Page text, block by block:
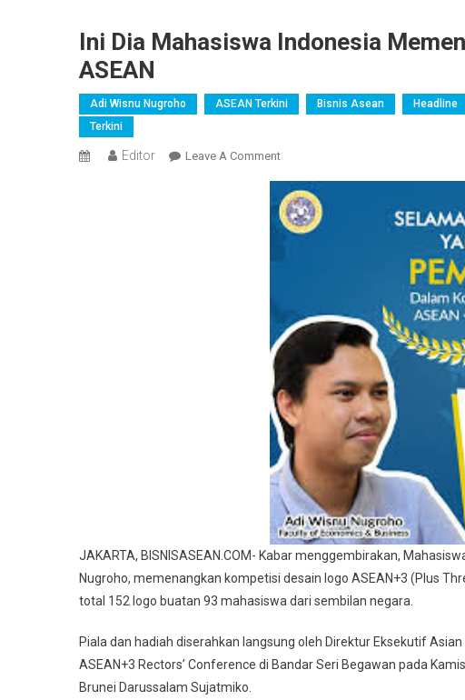
Ini Dia Mahasiswa Indonesia
ASEAN
Adi Wisnu Nugroho ASEAN Terkini Bisnis Asean Headline
Terkini
Editor Leave A CommentOn
Dia
Mahasiswa
Indonesia
Logo
ASEAN
JAKARTA, BISNISASEAN.COM- Kabar menggembirakan,
Nugroho, memenangkan kompetisi desain logo ASEAN+3 (Plus
total 152 logo buatan 93 mahasiswa dari sembilan negara.
Piala dan hadiah diserahkan langsung oleh Direktur Eksekutif
ASEAN+3 Rectors’ Conference di Bandar Seri Begawan pada
Brunei Darussalam Sujatmiko.